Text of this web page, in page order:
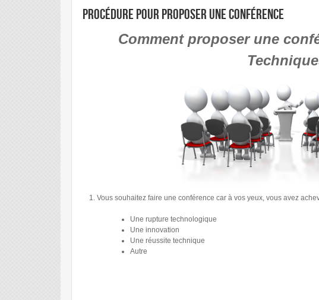
Procédure pour proposer une conférence
Comment proposer une
Vous souhaitez faire une conférence car à vos yeux, vous avez
Une rupture technologique
Une innovation
Une réussite technique
Autre